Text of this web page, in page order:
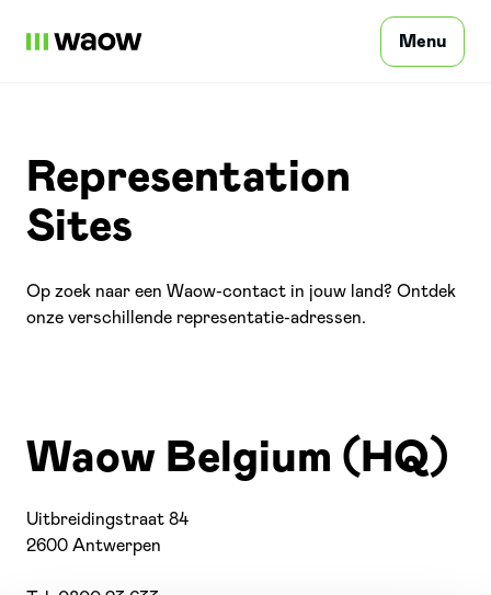
Menu
Privatpersonen
Netzwerk
Representation
Sites
Op zoek naar een Waow-contact in jouw land? Ontdek
onze verschillende representatie-adressen.
Waow Belgium (HQ)
Uitbreidingstraat 84
2600 Antwerpen